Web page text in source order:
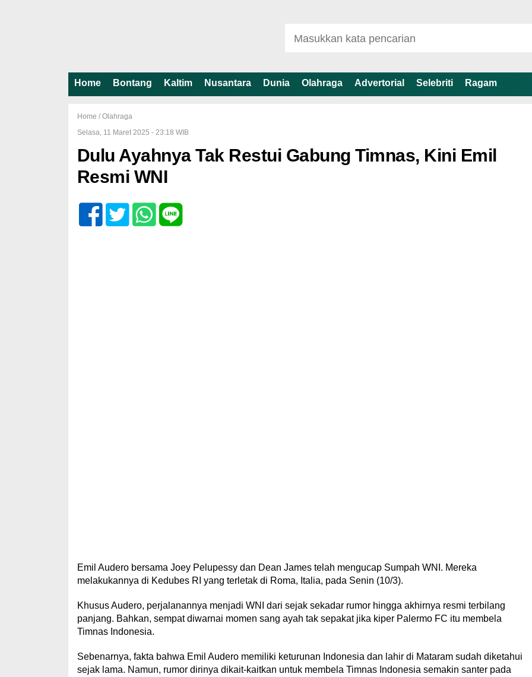
Home Bontang Kaltim Nusantara Dunia Olahraga Advertorial Selebriti Ragam
Home / Olahraga
Selasa, 11 Maret 2025 - 23:18 WIB
Dulu Ayahnya Tak Restui Gabung Timnas, Kini Emil
Resmi WNI
Emil Audero bersama Joey Pelupessy dan Dean James telah mengucap Sumpah WNI. Mereka
melakukannya di Kedubes RI yang terletak di Roma, Italia, pada Senin (10/3).
Khusus Audero, perjalanannya menjadi WNI dari sejak sekadar rumor hingga akhirnya resmi terbilang
panjang. Bahkan, sempat diwarnai momen sang ayah tak sepakat jika kiper Palermo FC itu membela
Timnas Indonesia.
Sebenarnya, fakta bahwa Emil Audero memiliki keturunan Indonesia dan lahir di Mataram sudah diketahui
sejak lama. Namun, rumor dirinya dikait-kaitkan untuk membela Timnas Indonesia semakin santer pada